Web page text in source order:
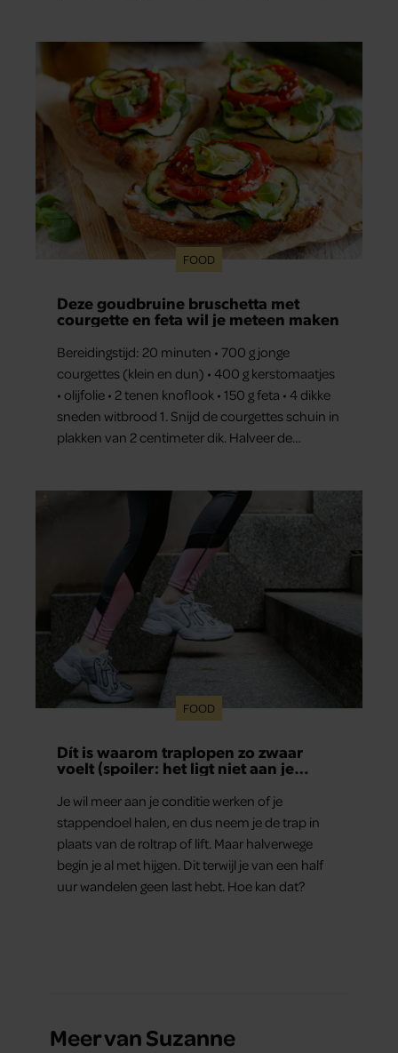
FOOD
Deze goudbruine bruschetta met
courgette en feta wil je meteen maken
Bereidingstijd: 20 minuten • 700 g jonge
courgettes (klein en dun) • 400 g kerstomaatjes
• olijfolie • 2 tenen knoflook • 150 g feta • 4 dikke
sneden witbrood 1. Snijd de courgettes schuin in
plakken van 2 centimeter dik. Halveer de
FOOD
Dít is waarom traplopen zo zwaar
voelt (spoiler: het ligt niet aan je
Je wil meer aan je conditie werken of je
stappendoel halen, en dus neem je de trap in
plaats van de roltrap of lift. Maar halverwege
begin je al met hijgen. Dit terwijl je van een half
uur wandelen geen last hebt. Hoe kan dat?
Meer van Suzanne